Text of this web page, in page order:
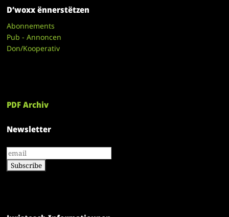
D’woxx ënnerstëtzen
Abonnements
Pub - Annoncen
Don/Kooperativ
PDF Archiv
Newsletter